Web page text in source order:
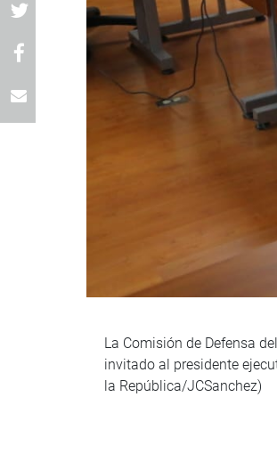
La Comisión de Defensa
invitado al presidente
la República/JCSanchez)